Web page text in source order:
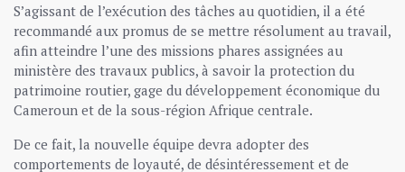
S’agissant de l’exécution des tâches au quotidien, il a été
recommandé aux promus de se mettre résolument au travail,
afin atteindre l’une des missions phares assignées au
ministère des travaux publics, à savoir la protection du
patrimoine routier, gage du développement économique du
Cameroun et de la sous-région Afrique centrale.
De ce fait, la nouvelle équipe devra adopter des
comportements de loyauté, de désintéressement et de